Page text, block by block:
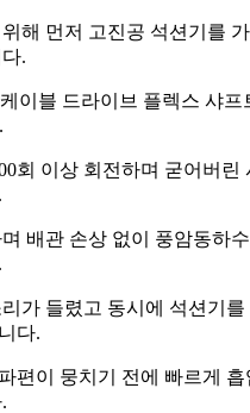
해 먼저 고진공 석션기를
.
이블 드라이브 플렉스 샤프
회 이상 회전하며 굳어버린
배관 손상 없이 풍암동하
가 들렸고 동시에 석션기를
다.
편이 뭉치기 전에 빠르게 흡